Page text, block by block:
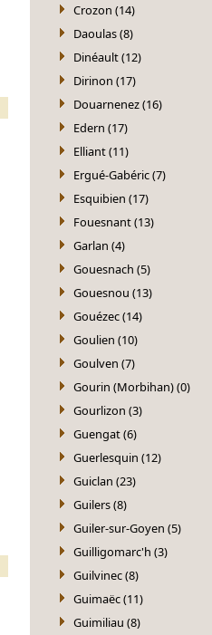
Crozon (14)
Daoulas (8)
Dinéault (12)
Dirinon (17)
Douarnenez (16)
Edern (17)
Elliant (11)
Ergué-Gabéric (7)
Esquibien (17)
Fouesnant (13)
Garlan (4)
Gouesnach (5)
Gouesnou (13)
Gouézec (14)
Goulien (10)
Goulven (7)
Gourin (Morbihan) (0)
Gourlizon (3)
Guengat (6)
Guerlesquin (12)
Guiclan (23)
Guilers (8)
Guiler-sur-Goyen (5)
Guilligomarc'h (3)
Guilvinec (8)
Guimaëc (11)
Guimiliau (8)